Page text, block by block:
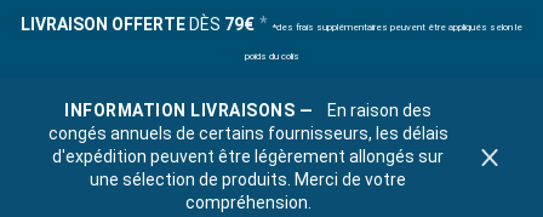
LIVRAISON OFFERTE DÈS 79€ *des frais supplémentaires peuvent être appliqués selon le
poids du colis
INFORMATION LIVRAISONS —
En raison des
congés annuels de certains fournisseurs, les délais
d'expédition peuvent être légèrement allongés sur
une sélection de produits. Merci de votre
compréhension.